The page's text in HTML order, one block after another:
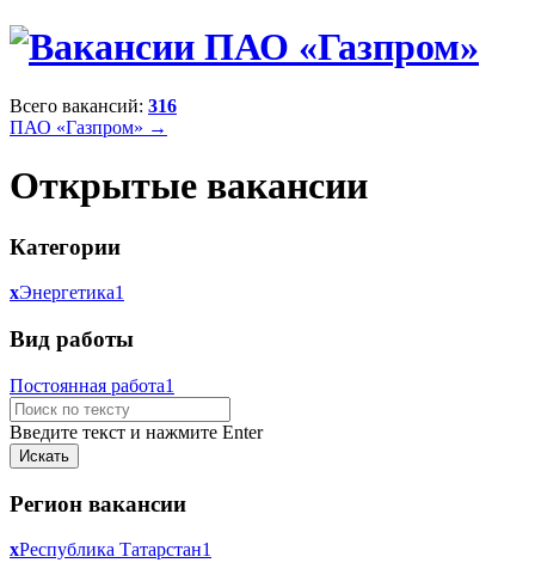
Всего вакансий: 316
ПАО «Газпром» →
Открытые вакансии
Категории
xЭнергетика1
Вид работы
Постоянная работа1
Введите текст и нажмите Enter
Регион вакансии
xРеспублика Татарстан1